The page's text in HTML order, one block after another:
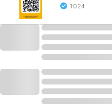
10:24